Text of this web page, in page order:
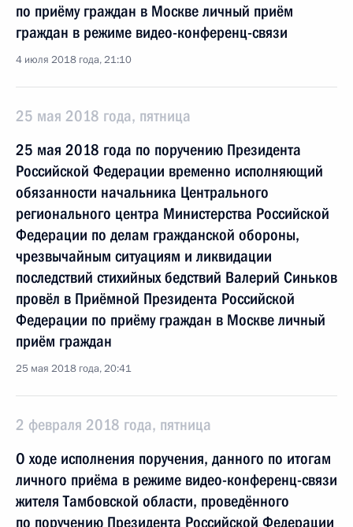
по приёму граждан в Москве личный приём
граждан в режиме видео-конференц-связи
4 июля 2018 года, 21:10
25 мая 2018 года, пятница
25 мая 2018 года по поручению Президента
Российской Федерации временно исполняющий
обязанности начальника Центрального
регионального центра Министерства Российской
Федерации по делам гражданской обороны,
чрезвычайным ситуациям и ликвидации
последствий стихийных бедствий Валерий Синьков
провёл в Приёмной Президента Российской
Федерации по приёму граждан в Москве личный
приём граждан
25 мая 2018 года, 20:41
2 февраля 2018 года, пятница
О ходе исполнения поручения, данного по итогам
личного приёма в режиме видео-конференц-связи
жителя Тамбовской области, проведённого
по поручению Президента Российской Федерации